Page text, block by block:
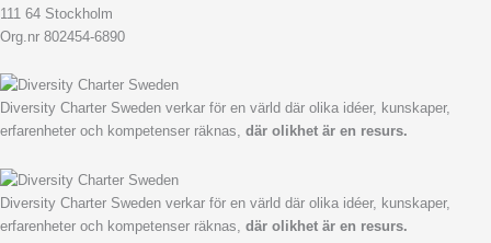
111 64 Stockholm
Org.nr 802454-6890
Diversity Charter Sweden verkar för en värld där olika idéer, kunskaper,
erfarenheter och kompetenser räknas, där olikhet är en resurs.
Diversity Charter Sweden verkar för en värld där olika idéer, kunskaper,
erfarenheter och kompetenser räknas, där olikhet är en resurs.